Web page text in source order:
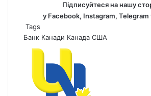
Підписуйтеся на нашу
у Facebook, Instagram, Telegram
Tags
Банк Канади Канада США